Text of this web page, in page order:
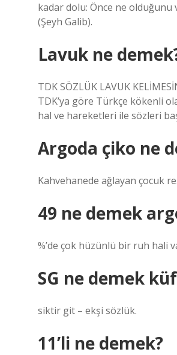
kadar dolu: Önce ne
(Şeyh Galib).
Lavuk ne
TDK SÖZLÜK LAVUK
TDK’ya göre Türkçe kökenli
hal ve hareketleri ile sözleri
Argoda çiko ne
Kahvehanede ağlayan çocuk
49 ne demek
%’de çok hüzünlü bir ruh hali
SG ne demek
siktir git – ekşi sözlük.
11’li ne demek?